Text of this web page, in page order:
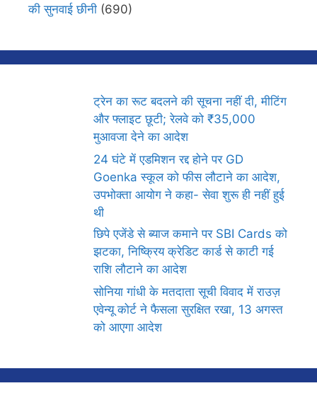
की सुनवाई छीनी (690)
ट्रेन का रूट बदलने की सूचना नहीं दी, मीटिंग
और फ्लाइट छूटी; रेलवे को ₹35,000
मुआवजा देने का आदेश
24 घंटे में एडमिशन रद्द होने पर GD
Goenka स्कूल को फीस लौटाने का आदेश,
उपभोक्ता आयोग ने कहा- सेवा शुरू ही नहीं हुई
थी
छिपे एजेंडे से ब्याज कमाने पर SBI Cards को
झटका, निष्क्रिय क्रेडिट कार्ड से काटी गई
राशि लौटाने का आदेश
सोनिया गांधी के मतदाता सूची विवाद में राउज़
एवेन्यू कोर्ट ने फैसला सुरक्षित रखा, 13 अगस्त
को आएगा आदेश